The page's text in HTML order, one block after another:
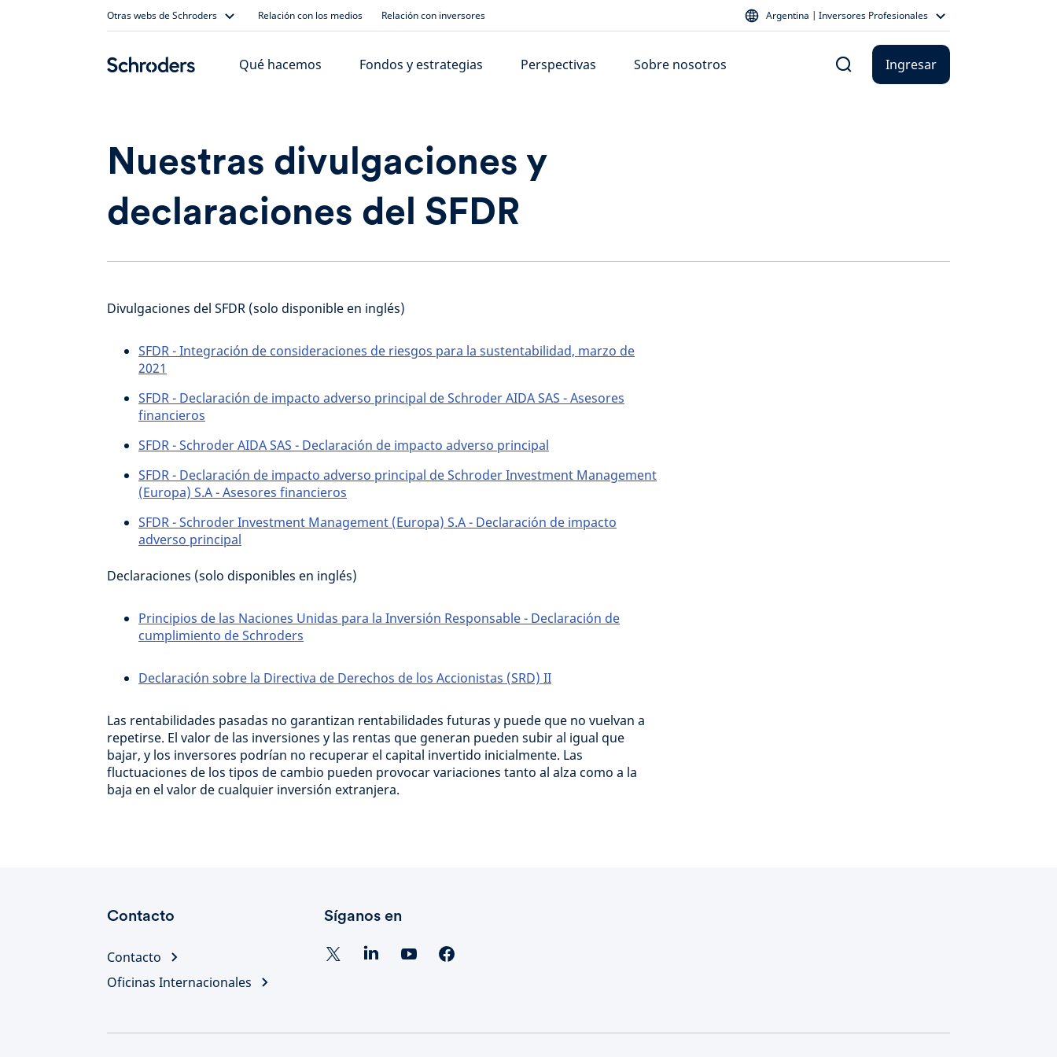
Otras webs de Schroders Relación con los medios Relación con inversores Argentina | Inversores Profesionales
Qué hacemos Fondos y estrategias Perspectivas Sobre nosotros Ingresar
Nuestras divulgaciones y
declaraciones del SFDR
Divulgaciones del SFDR (solo disponible en inglés)
SFDR - Integración de consideraciones de riesgos para la sustentabilidad, marzo de
2021
SFDR - Declaración de impacto adverso principal de Schroder AIDA SAS - Asesores
financieros
SFDR - Schroder AIDA SAS - Declaración de impacto adverso principal
SFDR - Declaración de impacto adverso principal de Schroder Investment Management
(Europa) S.A - Asesores financieros
SFDR - Schroder Investment Management (Europa) S.A - Declaración de impacto
adverso principal
Declaraciones (solo disponibles en inglés)
Principios de las Naciones Unidas para la Inversión Responsable - Declaración de
cumplimiento de Schroders
Declaración sobre la Directiva de Derechos de los Accionistas (SRD) II
Las rentabilidades pasadas no garantizan rentabilidades futuras y puede que no vuelvan a
repetirse. El valor de las inversiones y las rentas que generan pueden subir al igual que
bajar, y los inversores podrían no recuperar el capital invertido inicialmente. Las
fluctuaciones de los tipos de cambio pueden provocar variaciones tanto al alza como a la
baja en el valor de cualquier inversión extranjera.
Contacto
Contacto
Oficinas Internacionales
Síganos en